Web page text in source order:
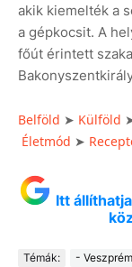
akik kiemelték a
a gépkocsit. A
főút érintett
Belföld ➤ Külföld
Életmód ➤
Itt
Témák: -